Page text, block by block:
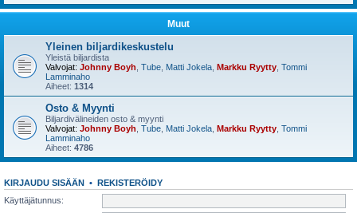
Muut
Yleinen biljardikeskustelu
Yleistä biljardista
Valvojat: Johnny Boyh Tube Matti Jokela Markku Ryytty Tommi
Lamminaho
Aiheet: 1314
Osto & Myynti
Biljardivälineiden osto & myynti
Valvojat: Johnny Boyh Tube Matti Jokela Markku Ryytty Tommi
Lamminaho
Aiheet: 4786
KIRJAUDU SISÄÄN • REKISTERÖIDY
Käyttäjätunnus: